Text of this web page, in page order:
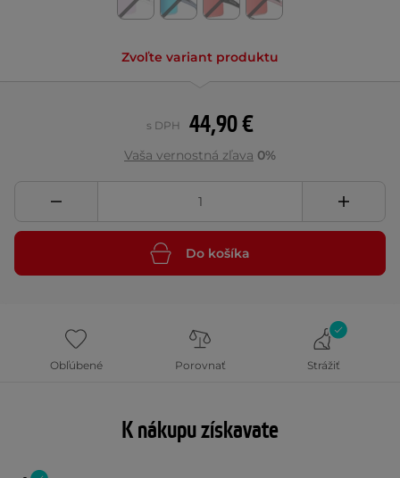
Zvoľte variant produktu
44,90 €
s DPH
Vaša vernostná zľava 0%
Do košíka
Obľúbené Porovnať Strážiť
K nákupu získavate